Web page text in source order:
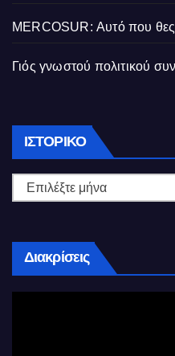
MERCOSUR: Αυτό που θες
Γιός γνωστού πολιτικού
ΙΣΤΟΡΙΚΌ Ιστορικό
Διακρίσεις